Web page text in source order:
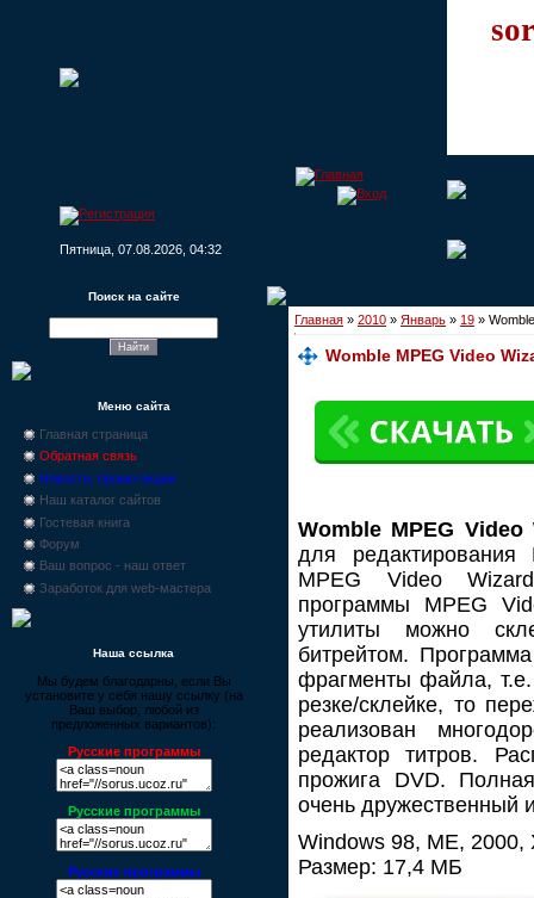
Пятница, 07.08.2026, 04:32
Поиск на сайте
Меню сайта
Главная страница
Обратная связь
Новости, промо-акции
Наш каталог сайтов
Гостевая книга
Форум
Ваш вопрос - наш ответ
Заработок для web-мастера
Наша ссылка
Мы будем благодарны, если Вы
установите у себя нашу ссылку (на
Ваш выбор, любой из
предложенных вариантов):
Русские программы
Русские программы
Русские программы
Главная » 2010 » Январь » 19 »
Womble MPEG Video
Womble MPEG Video
для
MPEG Video
программы MPEG
утилиты можно
битрейтом.
фрагменты файла,
резке/склейке, то
реализован
редактор титров.
прожига DVD.
очень дружественный
Windows 98, ME, 2000,
Размер: 17,4 МБ